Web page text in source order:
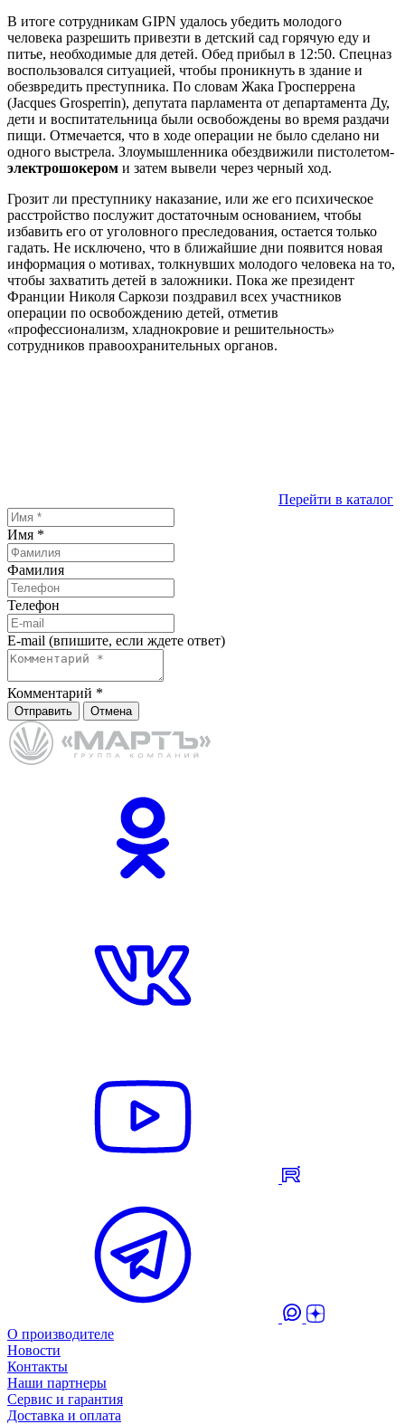
В итоге сотрудникам GIPN удалось убедить молодого
человека разрешить привезти в детский сад горячую еду и
питье, необходимые для детей. Обед прибыл в 12:50. Спецназ
воспользовался ситуацией, чтобы проникнуть в здание и
обезвредить преступника. По словам Жака Гросперрена
(Jacques Grosperrin), депутата парламента от департамента Ду,
дети и воспитательница были освобождены во время раздачи
пищи. Отмечается, что в ходе операции не было сделано ни
одного выстрела. Злоумышленника обездвижили пистолетом-
электрошокером и затем вывели через черный ход.
Грозит ли преступнику наказание, или же его психическое
расстройство послужит достаточным основанием, чтобы
избавить его от уголовного преследования, остается только
гадать. Не исключено, что в ближайшие дни появится новая
информация о мотивах, толкнувших молодого человека на то,
чтобы захватить детей в заложники. Пока же президент
Франции Николя Саркози поздравил всех участников
операции по освобождению детей, отметив
«профессионализм, хладнокровие и решительность»
сотрудников правоохранительных органов.
Перейти в каталог
Имя *
Фамилия
Телефон
E-mail (впишите, если ждете ответ)
Комментарий *
Отправить Отмена
О производителе
Новости
Контакты
Наши партнеры
Сервис и гарантия
Доставка и оплата